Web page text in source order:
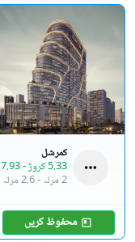
کمرشل
5.33 کروڑ
-7.93 کروڑ
2 مرلہ
-2.6 مرلہ
محفوظ کریں